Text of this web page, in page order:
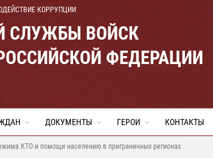
КОРРУПЦИИ
СЛУЖБЫ ВОЙСК
ФЕДЕРАЦИИ
ДОКУМЕНТЫ ГЕРОИ КОНТАКТЫ
КТО и помощи населению в приграничных регионах